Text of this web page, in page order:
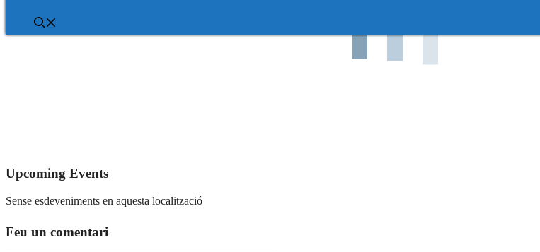
Upcoming Events
Sense esdeveniments en aquesta localització
Feu un comentari